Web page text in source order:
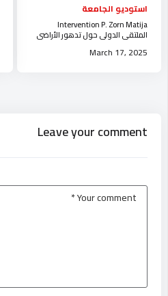
استوديو الجامعة
Intervention P. Zorn Matija
الملتقى الدولي حول تدهور الأراضي
March 17, 2025
Leave your comment